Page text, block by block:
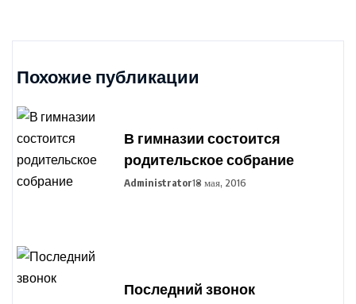
Похожие публикации
В гимназии состоится
родительское собрание
Administrator18 мая, 2016
Последний звонок